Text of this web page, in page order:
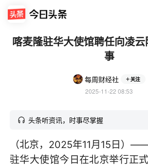
喀麦隆驻华大使馆聘任向凌
事
每周财经社 关注
2025-11-22 08:53
头条听资讯，时事尽掌握
（北京，2025年11月15日）
驻华大使馆今日在北京举行正